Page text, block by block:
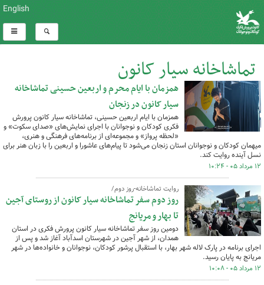
English
تماشاخانه سیار کانون
کل اخبار:570
همزمان با ایام محرم و اربعین حسینی تماشاخانه
سیار کانون در زنجان
همزمان با ایام اربعین حسینی، تماشاخانه سیار کانون پرورش
فکری کودکان و نوجوانان با اجرای نمایش‌های «صدای سکوت» و
«لحظه پرواز» و مجموعه‌ای از برنامه‌های فرهنگی و هنری،
میهمان کودکان و نوجوانان استان زنجان می‌شود تا پیام‌های عاشورا و اربعین را با زبان هنر برای
نسل آینده روایت کند.
۱۲ مرداد ۰۵ - ۱۰:۲۴
روایت تماشاخانه-روز دوم/
روز دوم سفر تماشاخانه سیار کانون از روستای آجین
تا بهار و مریانج
دومین روز سفر تماشاخانه سیار کانون پرورش فکری در استان
همدان، از شهر آجین در شهرستان اسدآباد آغاز شد و پس از
اجرای برنامه در پارک لاله شهر بهار، با استقبال پرشور کودکان، نوجوانان و خانواده‌ها در شهر
مریانج به پایان رسید.
۱۲ مرداد ۰۵ - ۱۰:۰۸